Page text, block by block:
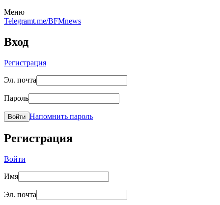
Меню
Telegramt.me/BFMnews
Вход
Регистрация
Эл. почта
Пароль
Войти Напомнить пароль
Регистрация
Войти
Имя
Эл. почта